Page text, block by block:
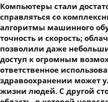
Компьютеры стали
справляться со
алгоритмы машинного
точность и скорость;
позволили даже
доступ к огромным
ответственное
здравоохранении может
жизни людей. С другой